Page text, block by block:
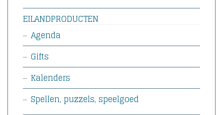
EILANDPRODUCTEN
Agenda
Gifts
Kalenders
Spellen, puzzels, speelgoed